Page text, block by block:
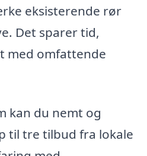
eksisterende rør
Det sparer tid,
med omfattende
kan du nemt og
til tre tilbud fra lokale